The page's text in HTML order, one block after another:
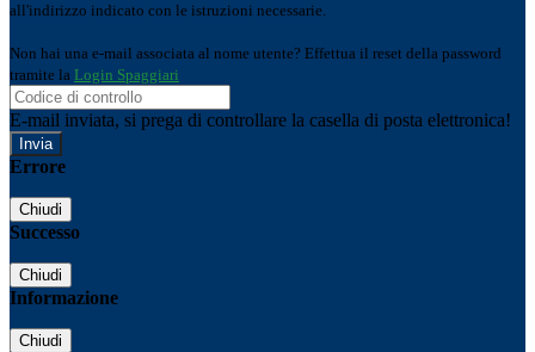
all'indirizzo indicato con le istruzioni necessarie.
Non hai una e-mail associata al nome utente? Effettua il reset della password
tramite la Login Spaggiari
E-mail inviata, si prega di controllare la casella di posta elettronica!
Errore
Chiudi
Successo
Chiudi
Informazione
Chiudi